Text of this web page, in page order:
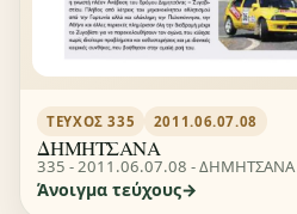
ΤΕΎΧΟΣ 335 2011.06.07.08
ΔΗΜΗΤΣΑΝΑ
335 - 2011.06.07.08 - ΔΗΜΗΤΣΑΝΑ
Άνοιγμα τεύχους